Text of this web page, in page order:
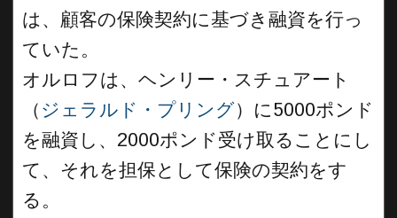
は、顧客の保険契約に基づき融資を行っ
ていた。
オルロフは、ヘンリー・スチュアート
（ ジェラルド・プリング）に5000ポンド
を融資し、2000ポンド受け取ることにし
て、それを担保として保険の契約をす
る。